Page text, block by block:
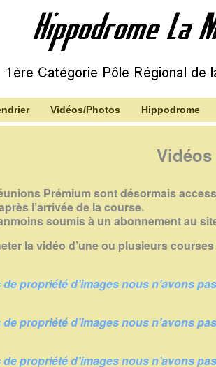
Vidéos/Photos Hippodrome
Prémium sont désormais
l’arrivée de la course.
soumis à un abonnement au
la vidéo d’une ou plusieurs courses
propriété d’images nous n’avons
propriété d’images nous n’avons
propriété d’images nous n’avons